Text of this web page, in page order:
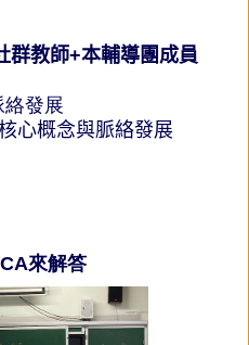
群教師+本輔導團成員
絡發展
心概念與脈絡發展
來解答